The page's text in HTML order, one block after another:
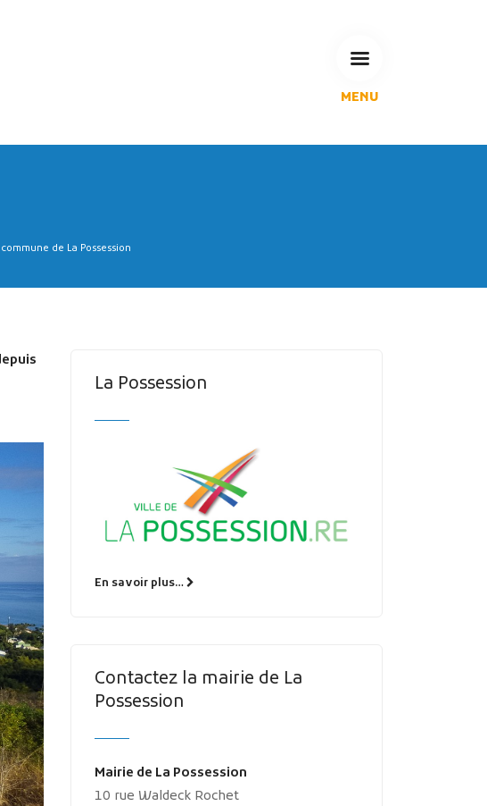
MENU
commune de La Possession
La Possession
En savoir plus…
Contactez la mairie de La
Possession
Mairie de La Possession
10 rue Waldeck Rochet